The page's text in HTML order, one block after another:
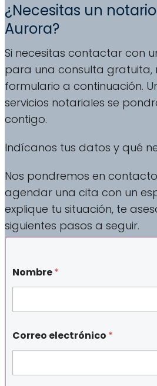
¿Necesitas un
Aurora?
Si necesitas contactar con
para una consulta gratuita,
formulario a continuación.
servicios notariales se
contigo.
Indícanos tus datos y qué
Nos pondremos en
agendar una cita con un
explique tu situación, te
siguientes pasos a seguir.
Nombre*
Correo electrónico *